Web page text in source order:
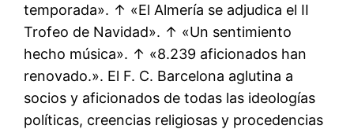
temporada». ↑ «El Almería se adjudica el II
Trofeo de Navidad». ↑ «Un sentimiento
hecho música». ↑ «8.239 aficionados han
renovado.». El F. C. Barcelona aglutina a
socios y aficionados de todas las ideologías
políticas, creencias religiosas y procedencias